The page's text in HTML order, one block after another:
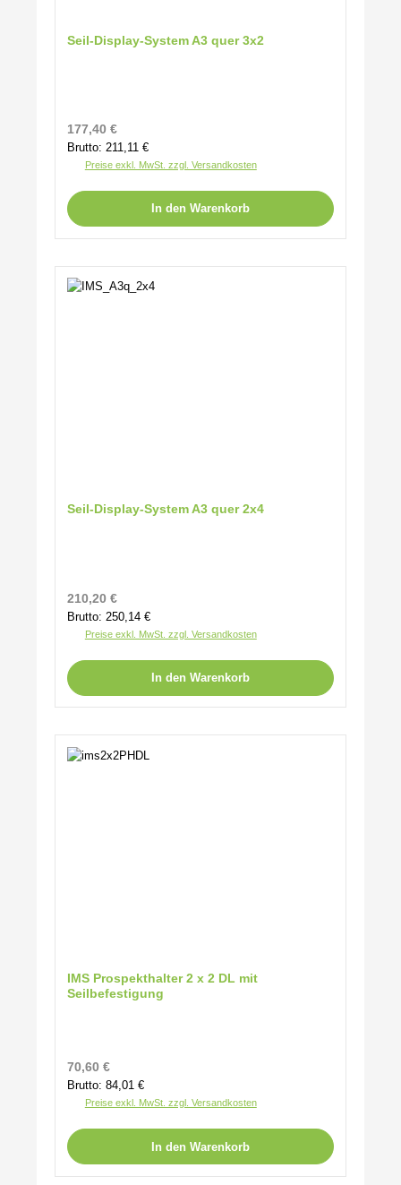
Seil-Display-System A3 quer 3x2
Regulärer Preis:
177,40 €
Brutto: 211,11 €
Preise exkl. MwSt. zzgl. Versandkosten
In den Warenkorb
Seil-Display-System A3 quer 2x4
Regulärer Preis:
210,20 €
Brutto: 250,14 €
Preise exkl. MwSt. zzgl. Versandkosten
In den Warenkorb
IMS Prospekthalter 2 x 2 DL mit
Seilbefestigung
Regulärer Preis:
70,60 €
Brutto: 84,01 €
Preise exkl. MwSt. zzgl. Versandkosten
In den Warenkorb